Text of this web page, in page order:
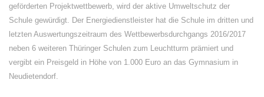
geförderten Projektwettbewerb, wird der aktive Umweltschutz der
Schule gewürdigt. Der Energiedienstleister hat die Schule im dritten und
letzten Auswertungszeitraum des Wettbewerbsdurchgangs 2016/2017
neben 6 weiteren Thüringer Schulen zum Leuchtturm prämiert und
vergibt ein Preisgeld in Höhe von 1.000 Euro an das Gymnasium in
Neudietendorf.